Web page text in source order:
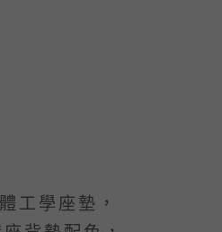
工學座墊，